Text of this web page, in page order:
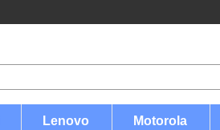
Lenovo Motorola